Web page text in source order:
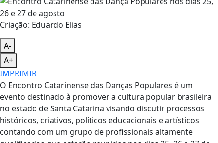
Criação: Eduardo Elias
A-
A+
IMPRIMIR
O Encontro Catarinense das Danças Populares é um
evento destinado à promover a cultura popular brasileira
no estado de Santa Catarina visando discutir processos
históricos, criativos, políticos educacionais e artísticos
contando com um grupo de profissionais altamente